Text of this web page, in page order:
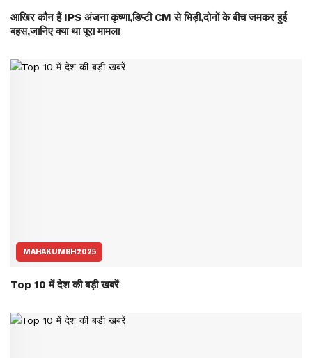
आखिर कौन हैं IPS अंजना कृष्णा,डिप्टी CM से भिड़ी,दोनों के बीच जमकर हुई
बहस,जानिए क्या था पूरा मामला
MAHAKUMBH2025
Top 10 में देश की बड़ी खबरें